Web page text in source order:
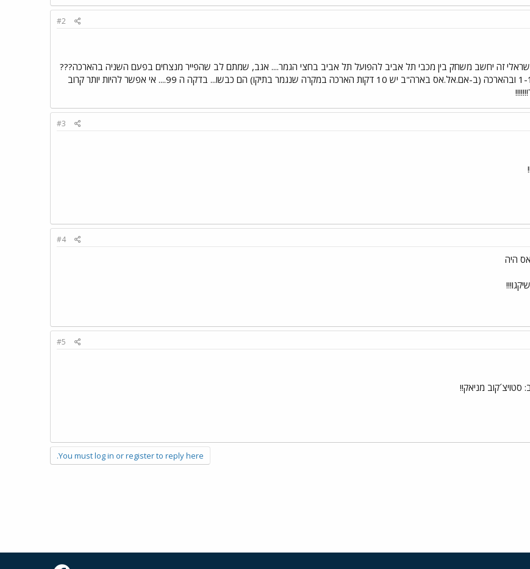
#2
ישראלי זה יחשב משחק בין מכבי תל אביב להפועל תל אביב בחצי הגמר.... אגב, שמתם לב שהפייר מנצחים בפעם השניה בהארכה???
במשחק מול דאלאס (נדמה לי) היה 1-1 ובהארכה (ב-אם.אל.אס בארה"ב יש 10 דקות הארכה במקרה שנגמר בתיקו) הם כבשו... בדקה ה 99.... אי אפשר להיות יותר קרוב
#3
#4
היה
#5
מניאק!!
You must log in or register to reply here.